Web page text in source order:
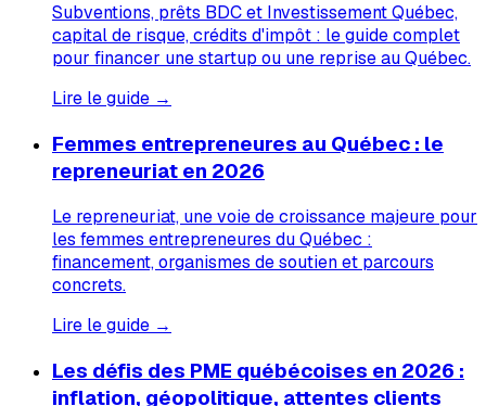
Subventions, prêts BDC et Investissement Québec,
capital de risque, crédits d'impôt : le guide complet
pour financer une startup ou une reprise au Québec.
Lire le guide →
Femmes entrepreneures au Québec : le
repreneuriat en 2026
Le repreneuriat, une voie de croissance majeure pour
les femmes entrepreneures du Québec :
financement, organismes de soutien et parcours
concrets.
Lire le guide →
Les défis des PME québécoises en 2026 :
inflation, géopolitique, attentes clients